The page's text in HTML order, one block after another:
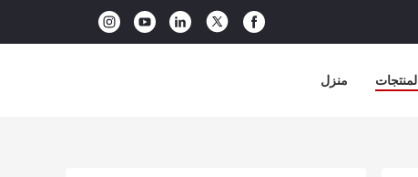
منزل المنتجات